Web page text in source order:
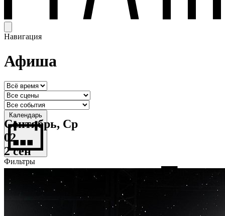
Навигация
Афиша
Календарь
Фильтры
Сентябрь, Ср
02
2 сен